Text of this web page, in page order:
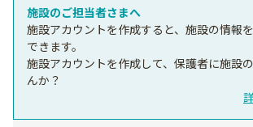
施設のご担当者さまへ
施設アカウントを作成すると、施設の情報
できます。
施設アカウントを作成して、保護者に施設
んか？